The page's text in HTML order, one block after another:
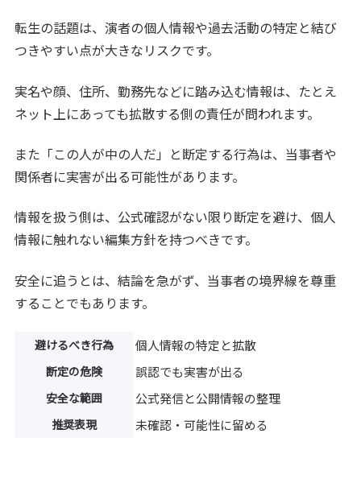
転生の話題は、演者の個人情報や過去活動の特定と結び
つきやすい点が大きなリスクです。
実名や顔、住所、勤務先などに踏み込む情報は、たとえ
ネット上にあっても拡散する側の責任が問われます。
また「この人が中の人だ」と断定する行為は、当事者や
関係者に実害が出る可能性があります。
情報を扱う側は、公式確認がない限り断定を避け、個人
情報に触れない編集方針を持つべきです。
安全に追うとは、結論を急がず、当事者の境界線を尊重
することでもあります。
避けるべき行為 個人情報の特定と拡散
断定の危険 誤認でも実害が出る
安全な範囲 公式発信と公開情報の整理
推奨表現 未確認・可能性に留める